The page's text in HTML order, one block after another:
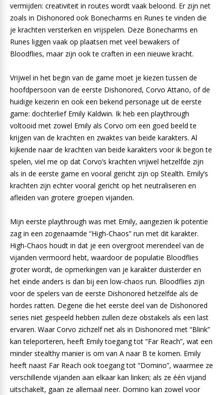
vermijden: creativiteit in routes wordt vaak beloond. Er zijn net
zoals in Dishonored ook Bonecharms en Runes te vinden die
je krachten versterken en vrijspelen. Deze Bonecharms en
Runes liggen vaak op plaatsen met veel bewakers of
Bloodflies, maar zijn ook te craften in een nieuwe kracht.
Vrijwel in het begin van de game moet je kiezen tussen de
hoofdpersoon van de eerste Dishonored, Corvo Attano, of de
huidige keizerin en ook een bekend personage uit de eerste
game: dochterlief Emily Kaldwin. Ik heb een playthrough
voltooid met zowel Emily als Corvo om een goed beeld te
krijgen van de krachten en zwaktes van beide karakters. Al
kijkende naar de krachten van beide karakters voor ik begon te
spelen, viel me op dat Corvo’s krachten vrijwel hetzelfde zijn
als in de eerste game en vooral gericht zijn op Stealth. Emily’s
krachten zijn echter vooral gericht op het neutraliseren en
afleiden van grotere groepen vijanden.
Mijn eerste playthrough was met Emily, aangezien ik potentie
zag in een zogenaamde “High-Chaos” run met dit karakter.
High-Chaos houdt in dat je een overgroot merendeel van de
vijanden vermoord hebt, waardoor de populatie Bloodflies
groter wordt, de opmerkingen van je karakter duisterder en
het einde anders is dan bij een low-chaos run. Bloodflies zijn
voor de spelers van de eerste Dishonored hetzelfde als de
hordes ratten. Degene die het eerste deel van de Dishonored
series niet gespeeld hebben zullen deze obstakels als een last
ervaren. Waar Corvo zichzelf net als in Dishonored met “Blink”
kan teleporteren, heeft Emily toegang tot “Far Reach”, wat een
minder stealthy manier is om van A naar B te komen. Emily
heeft naast Far Reach ook toegang tot “Domino”, waarmee ze
verschillende vijanden aan elkaar kan linken; als ze één vijand
uitschakelt, gaan ze allemaal neer. Domino kan zowel voor